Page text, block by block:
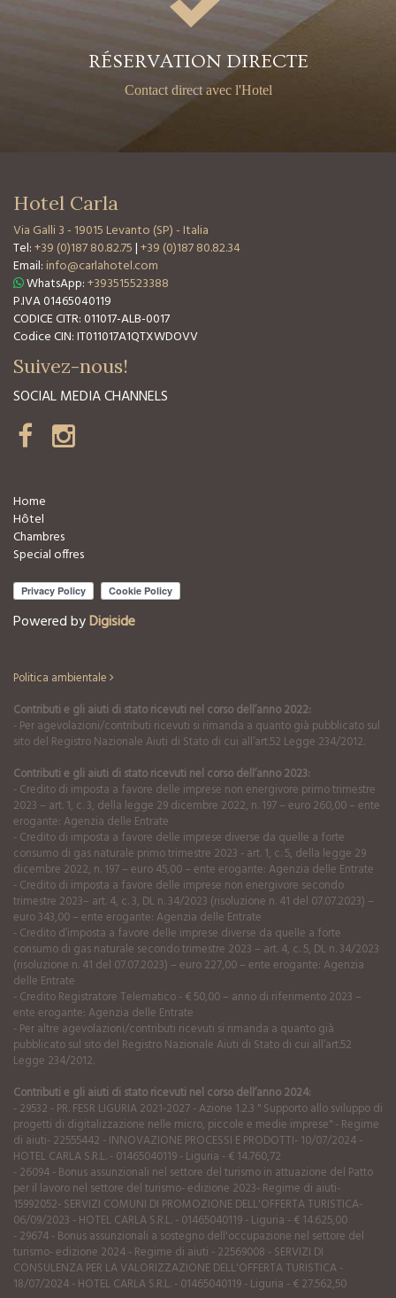
RÉSERVATION DIRECTE
Contact direct avec l'Hotel
Hotel Carla
Via Galli 3- 19015 Levanto (SP) - Italia
Tel:+39 (0)187 80.82.75|+39 (0)187 80.82.34
Email: info@carlahotel.com
WhatsApp:+393515523388
P.IVA 01465040119
CODICE CITR: 011017-ALB-0017
Codice CIN: IT011017A1QTXWDOVV
Suivez-nous!
SOCIAL MEDIA CHANNELS
Home
Hôtel
Chambres
Special offres
Powered byDigiside
Politica ambientale
Contributi e gli aiuti di stato ricevuti nel corso dell’anno 2022:
- Per agevolazioni/contributi ricevuti si rimanda a quanto già pubblicato sul
sito del Registro Nazionale Aiuti di Stato di cui all’art.52 Legge 234/2012.
Contributi e gli aiuti di stato ricevuti nel corso dell’anno 2023:
- Credito di imposta a favore delle imprese non energivore primo trimestre
2023 – art. 1, c. 3, della legge 29 dicembre 2022, n. 197 – euro 260,00 – ente
erogante: Agenzia delle Entrate
- Credito di imposta a favore delle imprese diverse da quelle a forte
consumo di gas naturale primo trimestre 2023 - art. 1, c. 5, della legge 29
dicembre 2022, n. 197 – euro 45,00 – ente erogante: Agenzia delle Entrate
- Credito di imposta a favore delle imprese non energivore secondo
trimestre 2023– art. 4, c. 3, DL n. 34/2023 (risoluzione n. 41 del 07.07.2023) –
euro 343,00 – ente erogante: Agenzia delle Entrate
- Credito d’imposta a favore delle imprese diverse da quelle a forte
consumo di gas naturale secondo trimestre 2023 – art. 4, c. 5, DL n. 34/2023
(risoluzione n. 41 del 07.07.2023) – euro 227,00 – ente erogante: Agenzia
delle Entrate
- Credito Registratore Telematico - € 50,00 – anno di riferimento 2023 –
ente erogante: Agenzia delle Entrate
- Per altre agevolazioni/contributi ricevuti si rimanda a quanto già
pubblicato sul sito del Registro Nazionale Aiuti di Stato di cui all’art.52
Legge 234/2012.
Contributi e gli aiuti di stato ricevuti nel corso dell’anno 2024:
- 29532 - PR. FESR LIGURIA 2021-2027 - Azione 1.2.3 " Supporto allo sviluppo di
progetti di digitalizzazione nelle micro, piccole e medie imprese" - Regime
di aiuti- 22555442 - INNOVAZIONE PROCESSI E PRODOTTI- 10/07/2024 -
HOTEL CARLA S.R.L. - 01465040119 - Liguria - € 14.760,72
- 26094 - Bonus assunzionali nel settore del turismo in attuazione del Patto
per il lavoro nel settore del turismo- edizione 2023- Regime di aiuti-
15992052- SERVIZI COMUNI DI PROMOZIONE DELL'OFFERTA TURISTICA-
06/09/2023 - HOTEL CARLA S.R.L. - 01465040119 - Liguria - € 14.625,00
- 29674 - Bonus assunzionali a sostegno dell'occupazione nel settore del
turismo- edizione 2024 - Regime di aiuti - 22569008 - SERVIZI DI
CONSULENZA PER LA VALORIZZAZIONE DELL'OFFERTA TURISTICA -
18/07/2024 - HOTEL CARLA S.R.L. - 01465040119 - Liguria - € 27.562,50